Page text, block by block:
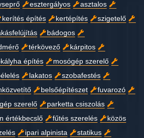
esztergályos
asztalos
kerítés építés kertépítés
szigetelő
bádogos
térkövező
kárpitos
építés
mosógép szerelő
lakatos
szobafestés
belsőépítészet
fuvarozó
szerelő
parketta csiszolás
értékbecslő fűtés szerelés
közös
ipari alpinista statikus